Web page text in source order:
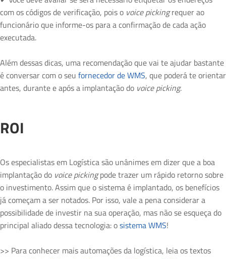
com os códigos de verificação, pois o voice pickingrequer ao
funcionário que informe-os para a confirmação de cada ação
executada.
Além dessas dicas, uma recomendação que vai te ajudar bastante
é conversar com o seu fornecedor de WMS, que poderá te orientar
antes, durante e após a implantação do voice picking.
ROI
Os especialistas em Logística são unânimes em dizer que a boa
implantação do voice pickingpode trazer um rápido retorno sobre
o investimento. Assim que o sistema é implantado, os benefícios
já começam a ser notados. Por isso, vale a pena considerar a
possibilidade de investir na sua operação, mas não se esqueça do
principal aliado dessa tecnologia: osistema WMS!
>> Para conhecer mais automações da logística, leia os textos